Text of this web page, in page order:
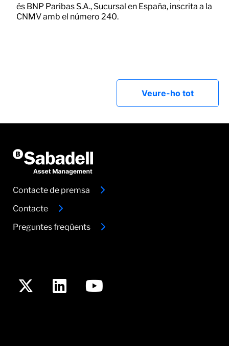
és BNP Paribas S.A., Sucursal en España, inscrita a la
CNMV amb el número 240.
Veure-ho tot
Contacte de premsa
Contacte
Preguntes freqüents